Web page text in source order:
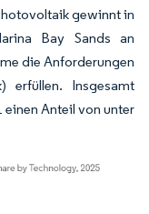
gewinnt in
Bay Sands an
die Anforderungen
erfüllen. Insgesamt
Anteil von unter